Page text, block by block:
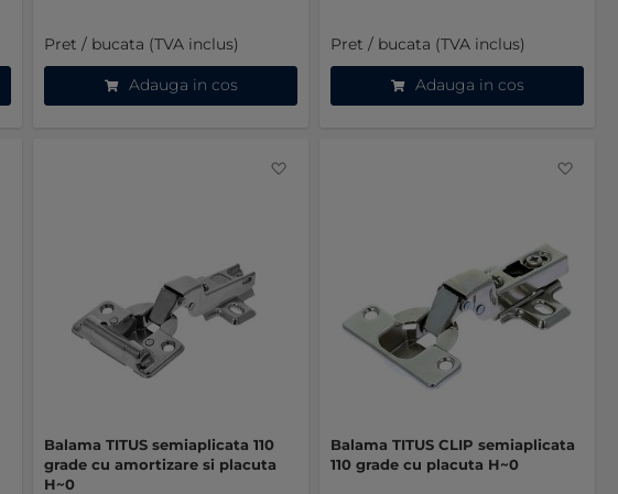
Pret / bucata (TVA inclus)
Adauga in cos
Pret / bucata (TVA inclus)
Adauga in cos
Balama TITUS semiaplicata 110
grade cu amortizare si placuta
H~0
Balama TITUS CLIP semiaplicata
110 grade cu placuta H~0